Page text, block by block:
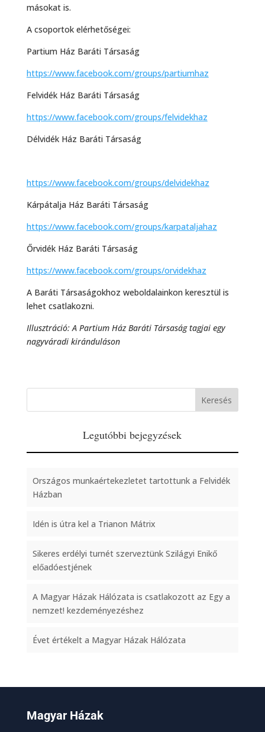
másokat is.
A csoportok elérhetőségei:
Partium Ház Baráti Társaság
https://www.facebook.com/groups/partiumhaz
Felvidék Ház Baráti Társaság
https://www.facebook.com/groups/felvidekhaz
Délvidék Ház Baráti Társaság
https://www.facebook.com/groups/delvidekhaz
Kárpátalja Ház Baráti Társaság
https://www.facebook.com/groups/karpataljahaz
Őrvidék Ház Baráti Társaság
https://www.facebook.com/groups/orvidekhaz
A Baráti Társaságokhoz weboldalainkon keresztül is
lehet csatlakozni.
Illusztráció: A Partium Ház Baráti Társaság tagjai egy
nagyváradi kiránduláson
Legutóbbi bejegyzések
Országos munkaértekezletet tartottunk a Felvidék
Házban
Idén is útra kel a Trianon Mátrix
Sikeres erdélyi turnét szerveztünk Szilágyi Enikő
előadóestjének
A Magyar Házak Hálózata is csatlakozott az Egy a
nemzet! kezdeményezéshez
Évet értékelt a Magyar Házak Hálózata
Magyar Házak